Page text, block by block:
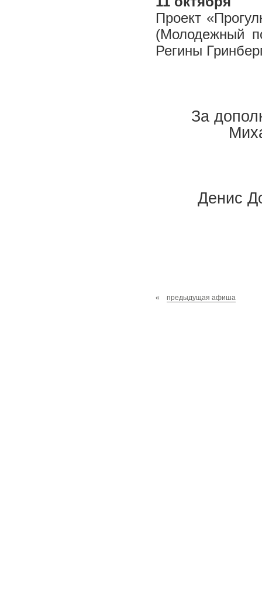
Проект
(Молодежный
Регины
За
Денис
« предыдущая афиша